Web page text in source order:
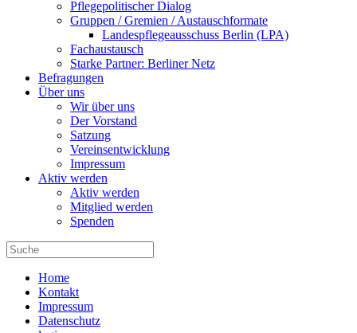
Pflegepolitischer Dialog
Gruppen / Gremien / Austauschformate
Landespflegeausschuss Berlin (LPA)
Fachaustausch
Starke Partner: Berliner Netz
Befragungen
Über uns
Wir über uns
Der Vorstand
Satzung
Vereinsentwicklung
Impressum
Aktiv werden
Aktiv werden
Mitglied werden
Spenden
Home
Kontakt
Impressum
Datenschutz